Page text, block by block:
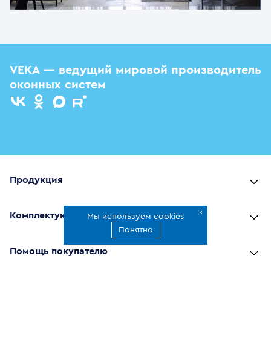
Мы используем cookies
Понятно
VEKA — ведущий мировой производитель
оконных систем
Продукция
Комплектующие
Помощь покупателю